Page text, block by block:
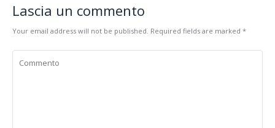
Lascia un commento
Your email address will not be published. Required fields are marked *
Commento